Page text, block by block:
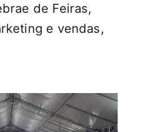
de Feiras,
e vendas,